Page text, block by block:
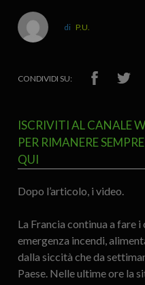
P.U.
CONDIVIDI SU:
ISCRIVITI AL CANALE
PER RIMANERE
QUI
Dopo l’articolo, i video.
La Francia continua a fare
emergenza incendi,
dalla siccità che da
Paese. Nelle ultime ore la